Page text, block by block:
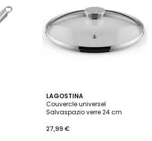
LAGOSTINA
Couvercle universel
Salvaspazio verre 24 cm
27,99 €